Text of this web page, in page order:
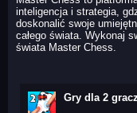
inteligencja i strategia,
doskonalić swoje
całego świata. Wykonaj
świata Master Chess.
Gry dla 2